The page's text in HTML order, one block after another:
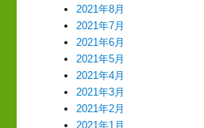
2021年8月
2021年7月
2021年6月
2021年5月
2021年4月
2021年3月
2021年2月
2021年1月